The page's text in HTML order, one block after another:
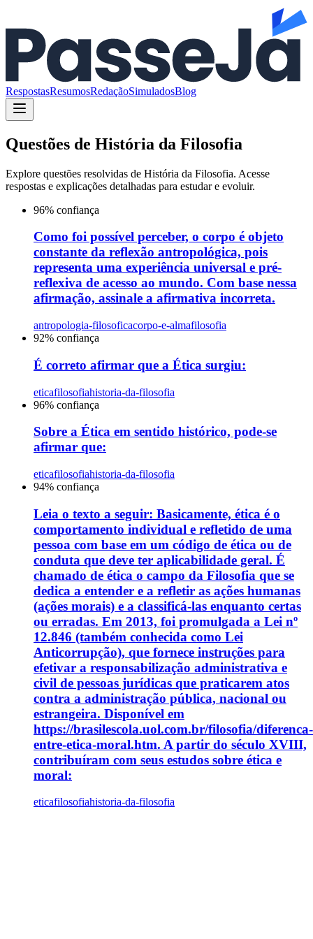
RespostasResumosRedaçãoSimuladosBlog
Questões de História da Filosofia
Explore questões resolvidas de História da Filosofia. Acesse
respostas e explicações detalhadas para estudar e evoluir.
96% confiança
Como foi possível perceber, o corpo é objeto
constante da reflexão antropológica, pois
representa uma experiência universal e pré-
reflexiva de acesso ao mundo. Com base nessa
afirmação, assinale a afirmativa incorreta.
antropologia-filosoficacorpo-e-almafilosofia
92% confiança
É correto afirmar que a Ética surgiu:
eticafilosofiahistoria-da-filosofia
96% confiança
Sobre a Ética em sentido histórico, pode-se
afirmar que:
eticafilosofiahistoria-da-filosofia
94% confiança
Leia o texto a seguir: Basicamente, ética é o
comportamento individual e refletido de uma
pessoa com base em um código de ética ou de
conduta que deve ter aplicabilidade geral. É
chamado de ética o campo da Filosofia que se
dedica a entender e a refletir as ações humanas
(ações morais) e a classificá-las enquanto certas
ou erradas. Em 2013, foi promulgada a Lei nº
12.846 (também conhecida como Lei
Anticorrupção), que fornece instruções para
efetivar a responsabilização administrativa e
civil de pessoas jurídicas que praticarem atos
contra a administração pública, nacional ou
estrangeira. Disponível em
https://brasilescola.uol.com.br/filosofia/diferenca-
entre-etica-moral.htm. A partir do século XVIII,
contribuíram com seus estudos sobre ética e
moral:
eticafilosofiahistoria-da-filosofia